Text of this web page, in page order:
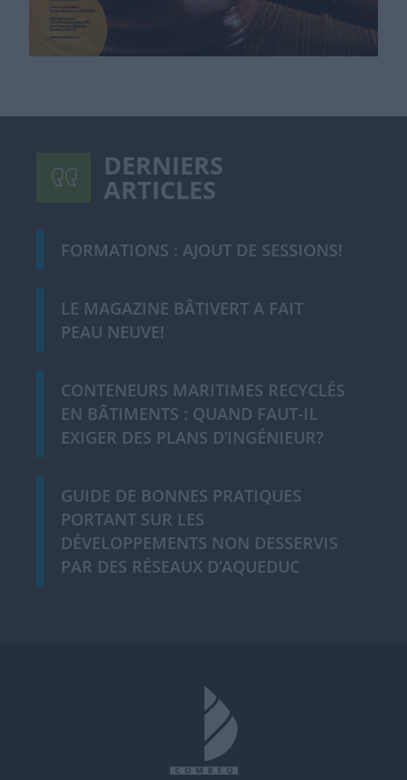
DERNIERS
ARTICLES
FORMATIONS : AJOUT DE SESSIONS!
LE MAGAZINE BÂTIVERT A FAIT
PEAU NEUVE!
CONTENEURS MARITIMES RECYCLÉS
EN BÂTIMENTS : QUAND FAUT-IL
EXIGER DES PLANS D’INGÉNIEUR?
GUIDE DE BONNES PRATIQUES
PORTANT SUR LES
DÉVELOPPEMENTS NON DESSERVIS
PAR DES RÉSEAUX D’AQUEDUC